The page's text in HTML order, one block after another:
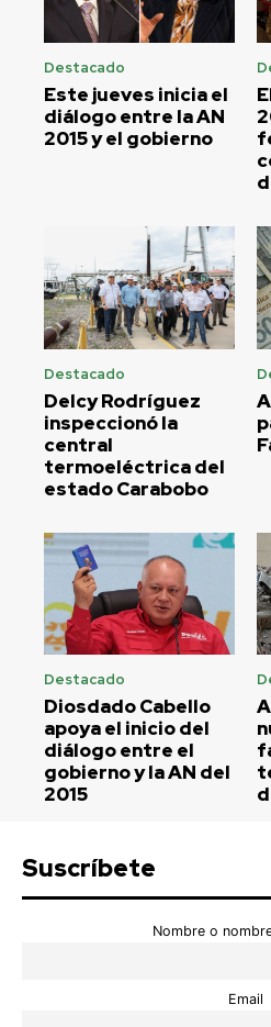
Destacado
Este jueves inicia el
diálogo entre la AN
2015 y el gobierno
Destacado
Delcy Rodríguez
inspeccionó la
central
termoeléctrica del
estado Carabobo
Destacado
Diosdado Cabello
apoya el inicio del
diálogo entre el
gobierno y la AN del
2015
Suscríbete
Nombre o
Email